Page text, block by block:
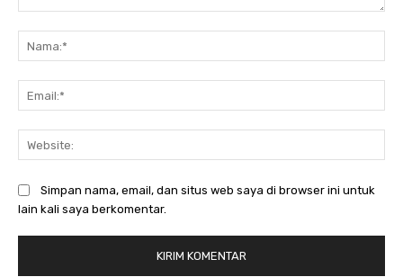
Simpan nama, email, dan situs web saya di browser ini untuk
lain kali saya berkomentar.